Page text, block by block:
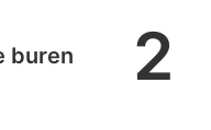
buren 2